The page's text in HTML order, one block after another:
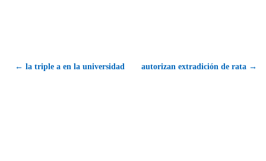
← la triple a en la universidad autorizan extradición de rata →